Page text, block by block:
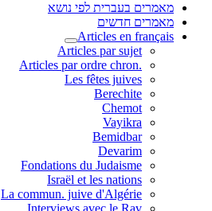
מאמרים בעברית לפי נושא
מאמרים חדשים
Articles en français
Articles par sujet
.Articles par ordre chron
Les fêtes juives
Berechite
Chemot
Vayikra
Bemidbar
Devarim
Fondations du Judaisme
Israël et les nations
La commun. juive d'Algérie